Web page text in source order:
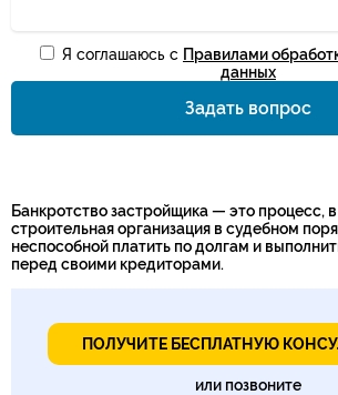
Номер телефона*
Я соглашаюсь с Правилами
данных
Задать вопрос
Банкротство застройщика — это процесс,
строительная организация в судебном
неспособной платить по долгам и
перед своими кредиторами.
ПОЛУЧИТЕ БЕСПЛАТНУЮ
или позвоните